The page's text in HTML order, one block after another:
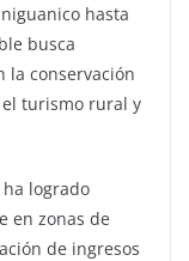
hasta
busca
la conservación
turismo rural y
logrado
en zonas de
de ingresos